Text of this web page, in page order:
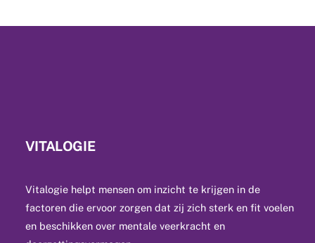
VITALOGIE
Vitalogie helpt mensen om inzicht te krijgen in de
factoren die ervoor zorgen dat zij zich sterk en fit voelen
en beschikken over mentale veerkracht en